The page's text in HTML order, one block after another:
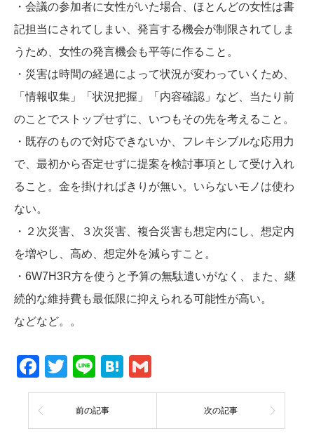
・会議の参加者に女性がいた場合、ほとんどの女性は書
記担当にされてしまい、発言する機会が制限されてしま
うため、女性の発言機会も平等に作ること。
・災害は時間の経過によって状況が変わっていくため、
「情報収集」「状況把握」「内容確認」など、当たり前
のことでストップせずに、いつもその先を考えること。
・既存のもので対応できないか、フレキシブルな応用力
で、最初から否定せずに提案を検討事項として受け入れ
ること。金を掛ければきりが無い。いらないモノは使わ
ない。
・２次災害、３次災害、複合災害も想定内にし、想定内
を増やし、高め、想定外を減らすこと。
・6W7H3R方を使うと予算の無駄遣いがなく、また、継
続的な維持費も最低限に抑えられる可能性が高い。
などなど。。
Facebook
Twitter
LineHatena
前の記事 次の記事